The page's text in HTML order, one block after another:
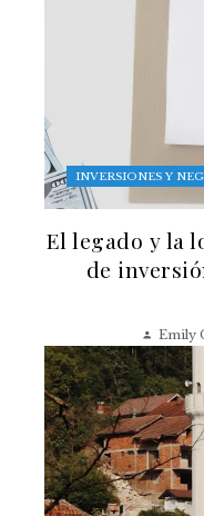
INVERSIONES Y
El legado y la
de
Emily